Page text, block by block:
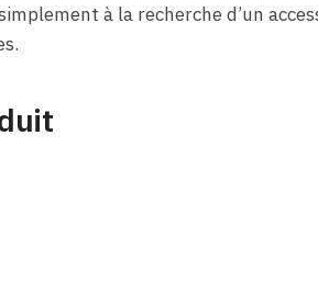
à la recherche d’un